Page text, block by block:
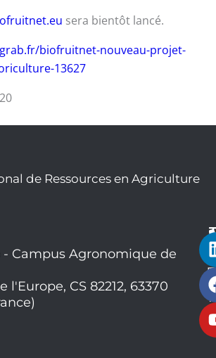
sera bientôt lancé.
biofruitnet-nouveau-projet-
13627
de Ressources en Agriculture
- Campus Agronomique de
l'Europe, CS 82212, 63370